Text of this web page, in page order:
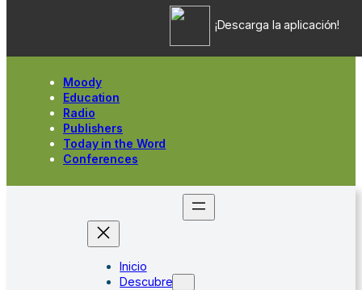
Moody
Education
Radio
Publishers
Today in the Word
Conferences
Inicio
Descubre
¡Descarga la aplicación!